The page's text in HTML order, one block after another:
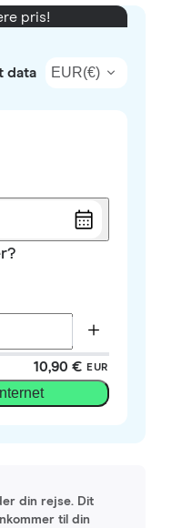
pris!
data EUR(€)
10,90 € EUR
din rejse. Dit
til din